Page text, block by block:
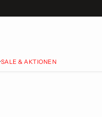
SALE & AKTIONEN